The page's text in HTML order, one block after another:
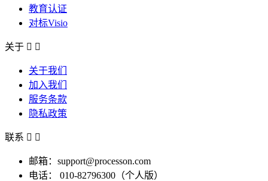
教育认证
对标Visio
关于  
关于我们
加入我们
服务条款
隐私政策
联系  
邮箱：support@processon.com
电话：
010-82796300（个人版）